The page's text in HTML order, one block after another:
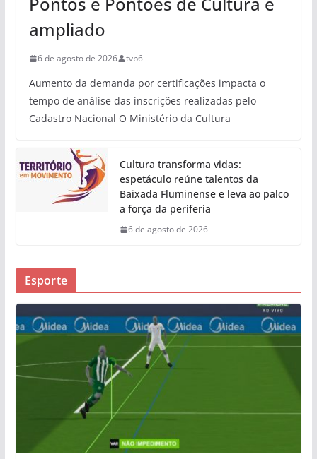
ampliado
6 de agosto de 2026 tvp6
Aumento da demanda por certificações impacta o
tempo de análise das inscrições realizadas pelo
Cadastro Nacional O Ministério da Cultura
Cultura transforma vidas:
espetáculo reúne talentos da
Baixada Fluminense e leva ao palco
a força da periferia
6 de agosto de 2026
Esporte